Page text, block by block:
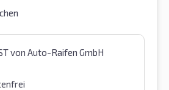
von Auto-Raifen GmbH